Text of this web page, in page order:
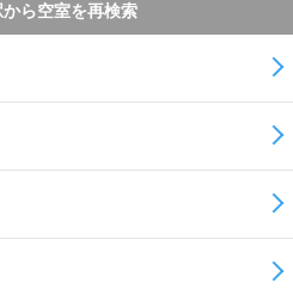
ら空室を再検索